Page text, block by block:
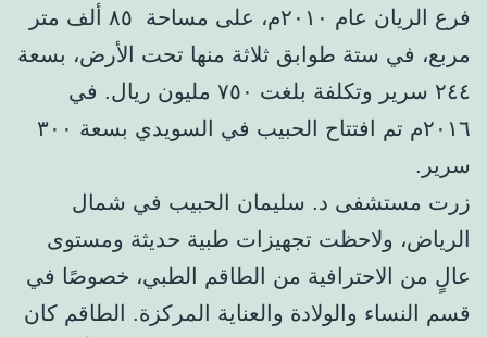
فرع الريان عام ٢٠١٠م، على مساحة ٨٥ ألف متر
مربع، في ستة طوابق ثلاثة منها تحت الأرض، بسعة
٢٤٤ سرير وتكلفة بلغت ٧٥٠ مليون ريال. في
٢٠١٦م تم افتتاح الحبيب في السويدي بسعة ٣٠٠
سرير.
زرت مستشفى د. سليمان الحبيب في شمال
الرياض، ولاحظت تجهيزات طبية حديثة ومستوى
عالٍ من الاحترافية من الطاقم الطبي، خصوصًا في
قسم النساء والولادة والعناية المركزة. الطاقم كان